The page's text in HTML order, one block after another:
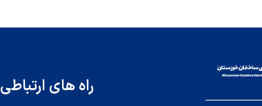
راه های ارتباطی